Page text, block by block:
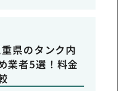
県のタンク内
業者5選！料金